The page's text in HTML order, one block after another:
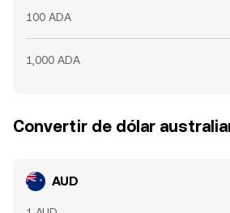
100 ADA
1,000 ADA
Convertir de dólar
AUD